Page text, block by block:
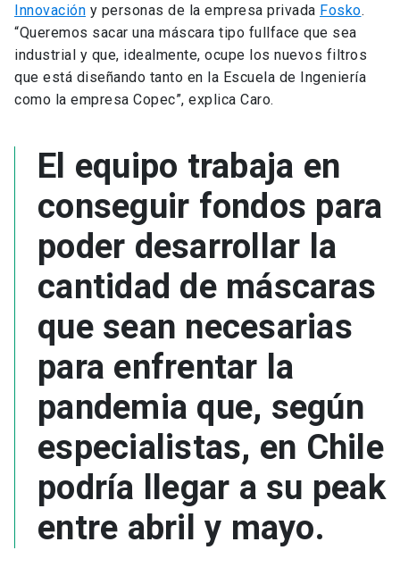
Innovación y personas de la empresa privada Fosko.
“Queremos sacar una máscara tipo fullface que sea
industrial y que, idealmente, ocupe los nuevos filtros
que está diseñando tanto en la Escuela de Ingeniería
como la empresa Copec”, explica Caro.
El equipo trabaja en
conseguir fondos para
poder desarrollar la
cantidad de máscaras
que sean necesarias
para enfrentar la
pandemia que, según
especialistas, en Chile
podría llegar a su peak
entre abril y mayo.